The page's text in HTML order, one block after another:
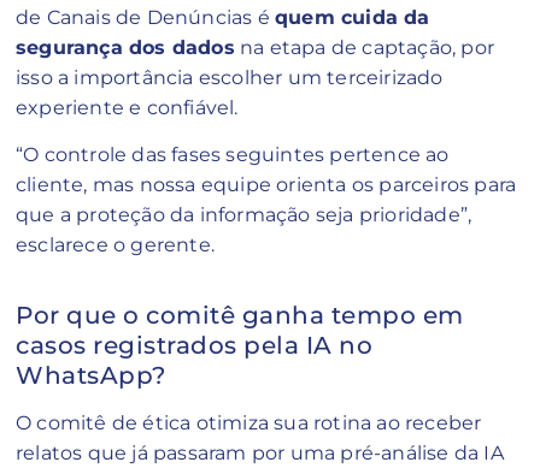
de Canais de Denúncias é quem cuida da
segurança dos dados na etapa de captação, por
isso a importância escolher um terceirizado
experiente e confiável.
“O controle das fases seguintes pertence ao
cliente, mas nossa equipe orienta os parceiros para
que a proteção da informação seja prioridade”,
esclarece o gerente.
Por que o comitê ganha tempo em
casos registrados pela IA no
WhatsApp?
O comitê de ética otimiza sua rotina ao receber
relatos que já passaram por uma pré-análise da IA